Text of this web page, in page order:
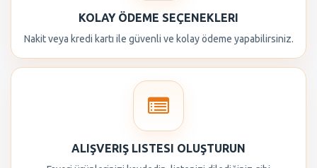
KOLAY ÖDEME SEÇENEKLERI
Nakit veya kredi kartı ile güvenli ve kolay ödeme yapabilirsiniz.
ALIŞVERIŞ LISTESI OLUŞTURUN